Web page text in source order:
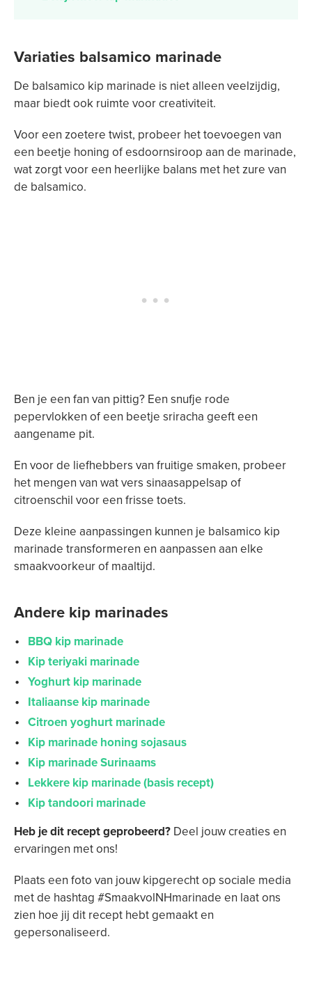
Variaties balsamico marinade
De balsamico kip marinade is niet alleen veelzijdig,
maar biedt ook ruimte voor creativiteit.
Voor een zoetere twist, probeer het toevoegen van
een beetje honing of esdoornsiroop aan de marinade,
wat zorgt voor een heerlijke balans met het zure van
de balsamico.
Ben je een fan van pittig? Een snufje rode
pepervlokken of een beetje sriracha geeft een
aangename pit.
En voor de liefhebbers van fruitige smaken, probeer
het mengen van wat vers sinaasappelsap of
citroenschil voor een frisse toets.
Deze kleine aanpassingen kunnen je balsamico kip
marinade transformeren en aanpassen aan elke
smaakvoorkeur of maaltijd.
Andere kip marinades
BBQ kip marinade
Kip teriyaki marinade
Yoghurt kip marinade
Italiaanse kip marinade
Citroen yoghurt marinade
Kip marinade honing sojasaus
Kip marinade Surinaams
Lekkere kip marinade (basis recept)
Kip tandoori marinade
Heb je dit recept geprobeerd? Deel jouw creaties en
ervaringen met ons!
Plaats een foto van jouw kipgerecht op sociale media
met de hashtag #SmaakvolNHmarinade en laat ons
zien hoe jij dit recept hebt gemaakt en
gepersonaliseerd.